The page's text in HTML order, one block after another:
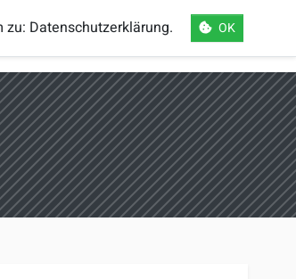
Sprache
zu: Datenschutzerklärung. OK